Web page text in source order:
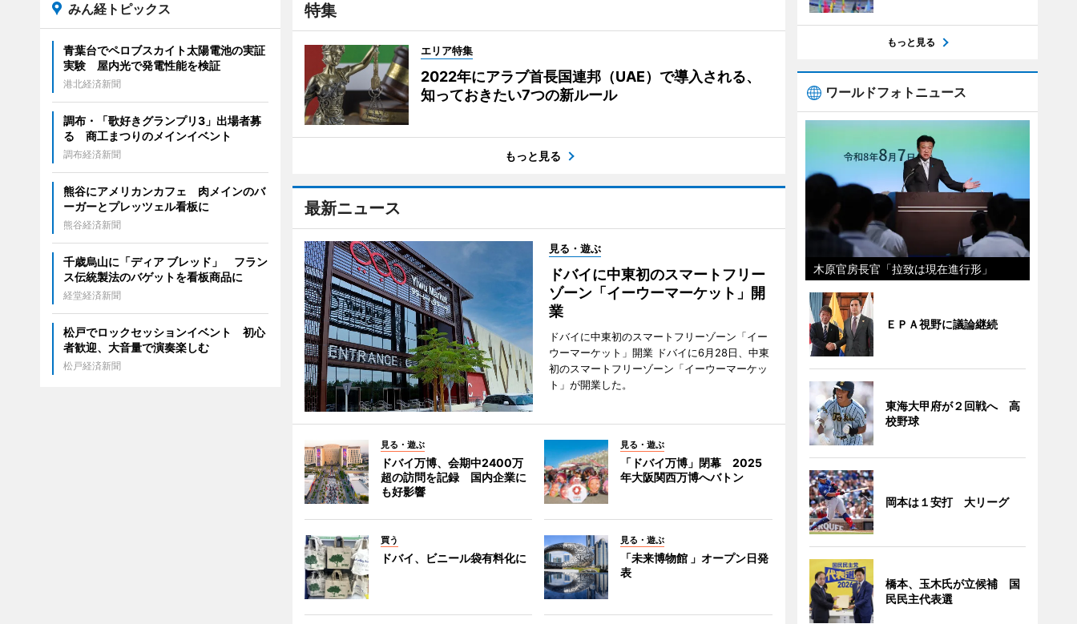
特集
エリア特集
2022年にアラブ首長国連邦（UAE）で導入される、
知っておきたい7つの新ルール
もっと見る
最新ニュース
見る・遊ぶ
ドバイに中東初のスマートフリー
ゾーン「イーウーマーケット」開
業
ドバイに中東初のスマートフリーゾーン「イー
ウーマーケット」開業 ドバイに6月28日、中東
初のスマートフリーゾーン「イーウーマーケッ
ト」が開業した。
見る・遊ぶ
ドバイ万博、会期中2400万
超の訪問を記録 国内企業に
も好影響
見る・遊ぶ
「ドバイ万博」閉幕 2025
年大阪関西万博へバトン
買う
ドバイ、ビニール袋有料化に
見る・遊ぶ
「未来博物館 」オープン日発
表
みん経トピックス
青葉台でペロブスカイト太陽電池の実証
実験 屋内光で発電性能を検証
港北経済新聞
調布・「歌好きグランプリ3」出場者募
る 商工まつりのメインイベント
調布経済新聞
熊谷にアメリカンカフェ 肉メインのバ
ーガーとプレッツェル看板に
熊谷経済新聞
千歳烏山に「ディア ブレッド」 フラン
ス伝統製法のバゲットを看板商品に
経堂経済新聞
松戸でロックセッションイベント 初心
者歓迎、大音量で演奏楽しむ
松戸経済新聞
もっと見る
ワールドフォトニュース
木原官房長官「拉致は現在進行形」
ＥＰＡ視野に議論継続
東海大甲府が２回戦へ 高
校野球
岡本は１安打 大リーグ
橋本、玉木氏が立候補 国
民民主代表選